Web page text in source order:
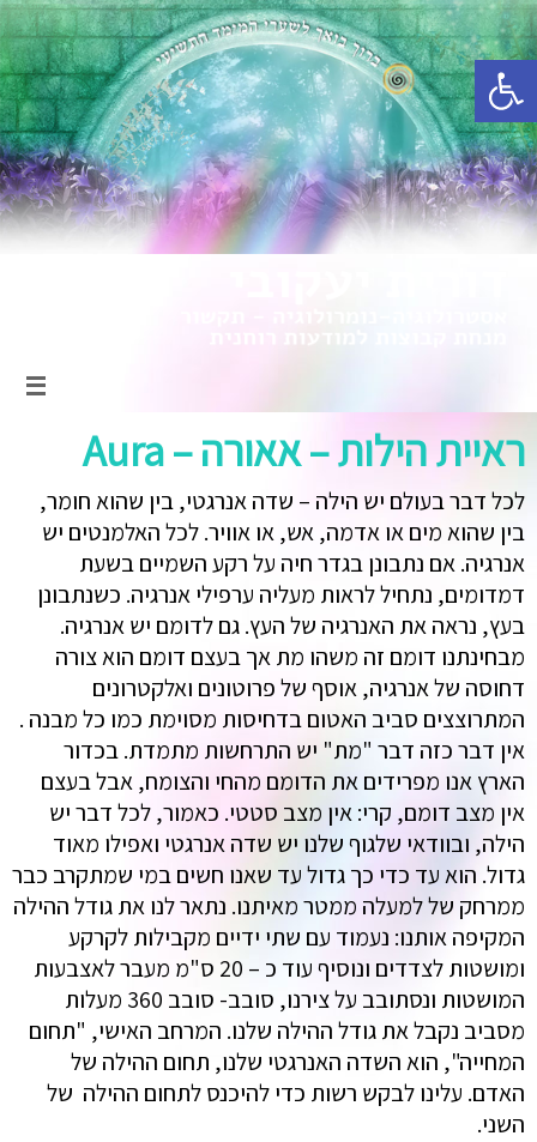
פתח סרגל נגישות
ראיית הילות – אאורה – Aura
לכל דבר בעולם יש הילה – שדה אנרגטי, בין שהוא חומר,
בין שהוא מים או אדמה, אש, או אוויר. לכל האלמנטים יש
אנרגיה. אם נתבונן בגדר חיה על רקע השמיים בשעת
דמדומים, נתחיל לראות מעליה ערפילי אנרגיה. כשנתבונן
בעץ, נראה את האנרגיה של העץ. גם לדומם יש אנרגיה.
מבחינתנו דומם זה משהו מת אך בעצם דומם הוא צורה
דחוסה של אנרגיה, אוסף של פרוטונים ואלקטרונים
המתרוצצים סביב האטום בדחיסות מסוימת כמו כל מבנה .
אין דבר כזה דבר "מת" יש התרחשות מתמדת. בכדור
הארץ אנו מפרידים את הדומם מהחי והצומח, אבל בעצם
אין מצב דומם, קרי: אין מצב סטטי. כאמור, לכל דבר יש
הילה, ובוודאי שלגוף שלנו יש שדה אנרגטי ואפילו מאוד
גדול. הוא עד כדי כך גדול עד שאנו חשים במי שמתקרב כבר
ממרחק של למעלה ממטר מאיתנו. נתאר לנו את גודל ההילה
המקיפה אותנו: נעמוד עם שתי ידיים מקבילות לקרקע
ומושטות לצדדים ונוסיף עוד כ – 20 ס"מ מעבר לאצבעות
המושטות ונסתובב על צירנו, סובב- סובב 360 מעלות
מסביב נקבל את גודל ההילה שלנו. המרחב האישי, "תחום
המחייה", הוא השדה האנרגטי שלנו, תחום ההילה של
האדם. עלינו לבקש רשות כדי להיכנס לתחום ההילה של
השני.